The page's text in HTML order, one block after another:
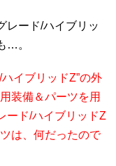
レード/ハイブリッ
…。
イブリッドZ”の外
装備＆パーツを用
ード/ハイブリッドZ
は、何だったので